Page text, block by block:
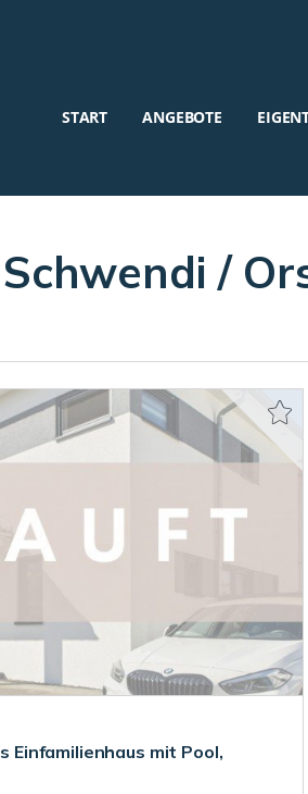
START ANGEBOTE
/
Einfamilienhaus mit Pool,